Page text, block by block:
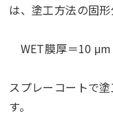
は、塗工方法の固形
WET膜厚＝10
スプレーコートで
す。